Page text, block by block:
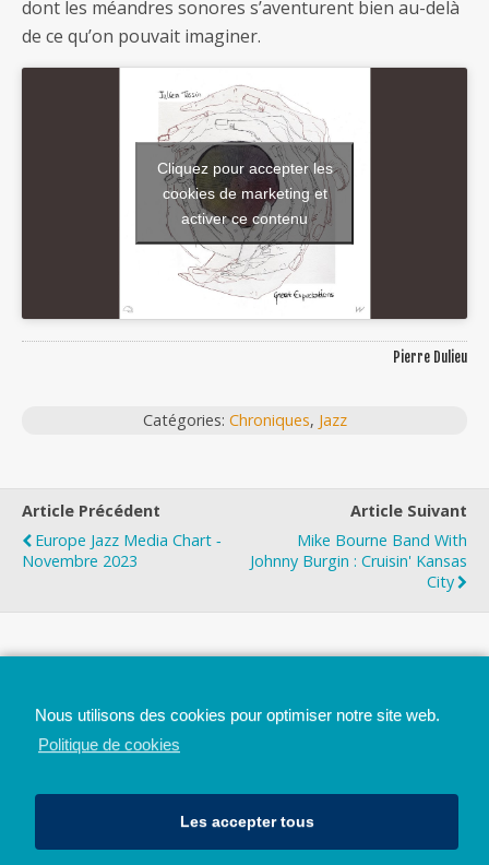
dont les méandres sonores s’aventurent bien au-delà
de ce qu’on pouvait imaginer.
Cliquez pour accepter les
cookies de marketing et
activer ce contenu
Pierre Dulieu
Catégories: Chroniques, Jazz
Article Précédent
Europe Jazz Media Chart ‐
Novembre 2023
Article Suivant
Mike Bourne Band With
Johnny Burgin : Cruisin' Kansas
City
Nous utilisons des cookies pour optimiser notre site web.
Politique de cookies
Les accepter tous